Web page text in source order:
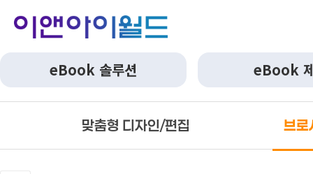
eBook 솔루션 eBook
맞춤형 디자인/편집 브로